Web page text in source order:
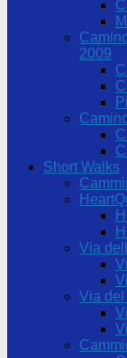
2009
Short Walks
Via
Via del